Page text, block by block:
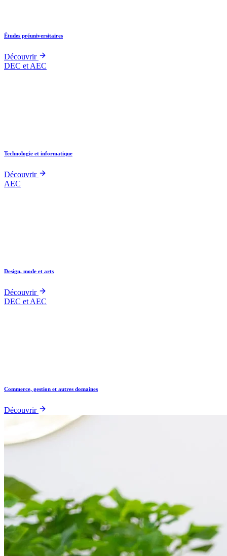
Études préuniversitaires
Découvrir
DEC et AEC
Technologie et informatique
Découvrir
AEC
Design, mode et arts
Découvrir
DEC et AEC
Commerce, gestion et autres domaines
Découvrir